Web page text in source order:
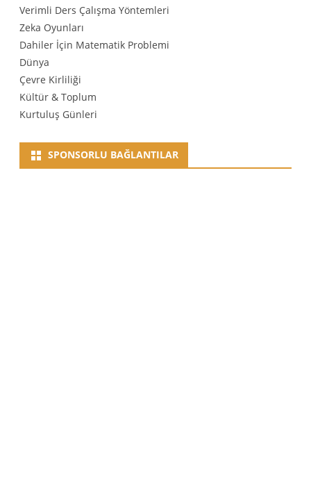
Verimli Ders Çalışma Yöntemleri
Zeka Oyunları
Dahiler İçin Matematik Problemi
Dünya
Çevre Kirliliği
Kültür & Toplum
Kurtuluş Günleri
SPONSORLU BAĞLANTILAR